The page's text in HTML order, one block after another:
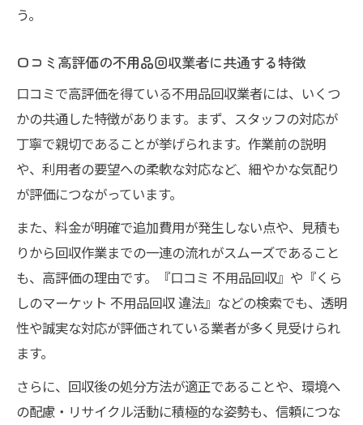
う。
口コミ高評価の不用品回収業者に共通する特徴
口コミで高評価を得ている不用品回収業者には、いくつ
かの共通した特徴があります。まず、スタッフの対応が
丁寧で親切であることが挙げられます。作業前の説明
や、利用者の要望への柔軟な対応など、細やかな気配り
が評価につながっています。
また、料金が明確で追加費用が発生しない点や、見積も
りから回収作業までの一連の流れがスムーズであること
も、高評価の理由です。『口コミ 不用品回収』や『くら
しのマーケット 不用品回収 違法』などの検索でも、透明
性や誠実な対応が評価されている業者が多く見受けられ
ます。
さらに、回収後の処分方法が適正であることや、環境へ
の配慮・リサイクル活動に積極的な姿勢も、信頼につな